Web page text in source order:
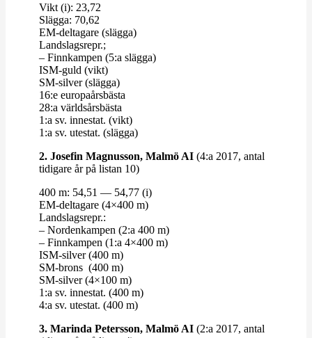
Vikt (i): 23,72
Slägga: 70,62
EM-​​deltagare (slägga)
Lands­lagsrepr.;
– Finn­kampen (5:a slägga)
ISM-​​guld (vikt)
SM-​​silver (slägga)
16:e euro­pa­års­bästa
28:a världs­års­bästa
1:a sv. innestat. (vikt)
1:a sv. utestat. (slägga)
2. Josefin Mag­nusson, Malmö AI (4:a 2017, antal
tidigare år på listan 10)
400 m: 54,51 — 54,77 (i)
EM-​​deltagare (4×400 m)
Lands­lagsrepr.:
– Nor­den­kampen (2:a 400 m)
– Finn­kampen (1:a 4×400 m)
ISM-​​silver (400 m)
SM-​​brons (400 m)
SM-​​silver (4×100 m)
1:a sv. innestat. (400 m)
4:a sv. utestat. (400 m)
3. Marinda Petersson, Malmö AI (2:a 2017, antal